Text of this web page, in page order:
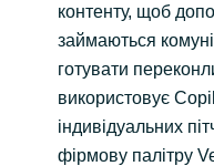
контенту, щоб
займаються
готувати
використовує
індивідуальних
фірмову палітру